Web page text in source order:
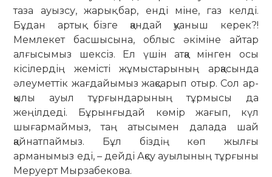
таза ауызсу, жарық бар, енді міне, газ келді.
Бұдан артық бізге қандай қуаныш керек?!
Мемлекет басшысына, облыс әкіміне айтар
алғысымыз шексіз. Ел үшін атқа мінген осы
кісілердің же­місті жұмыс­тарының арқасында
әлеу­мет­тік жағ­дайымыз жақсарып отыр. Сол ар­
қылы ауыл тұрғындарының тұр­­­мысы да
жеңілдеді. Бұрынғыдай көмір жағып, күл
шығармаймыз, таң атысымен далада шай
қайнатпаймыз. Бұл біздің көп жылғы
арманымыз еді, – дейді Ақсу ауылының тұрғыны
Меруерт Мырзабекова.